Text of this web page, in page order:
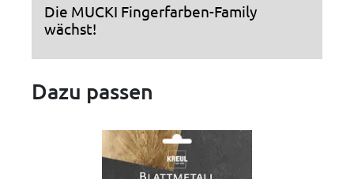
Die MUCKI Fingerfarben-Family
wächst!
Dazu passen